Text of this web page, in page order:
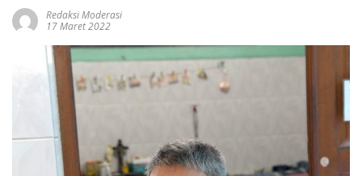
Redaksi Moderasi
17 Maret 2022